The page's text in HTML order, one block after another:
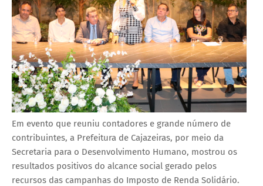
Em evento que reuniu contadores e grande número de
contribuintes, a Prefeitura de Cajazeiras, por meio da
Secretaria para o Desenvolvimento Humano, mostrou os
resultados positivos do alcance social gerado pelos
recursos das campanhas do Imposto de Renda Solidário.